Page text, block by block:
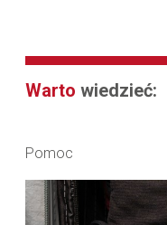
Warto wiedzieć:
Pomoc